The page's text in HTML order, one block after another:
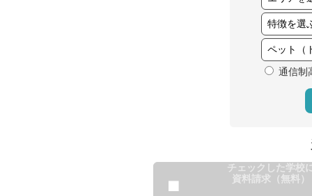
通信制
チェックした学校
資料請求（無料）